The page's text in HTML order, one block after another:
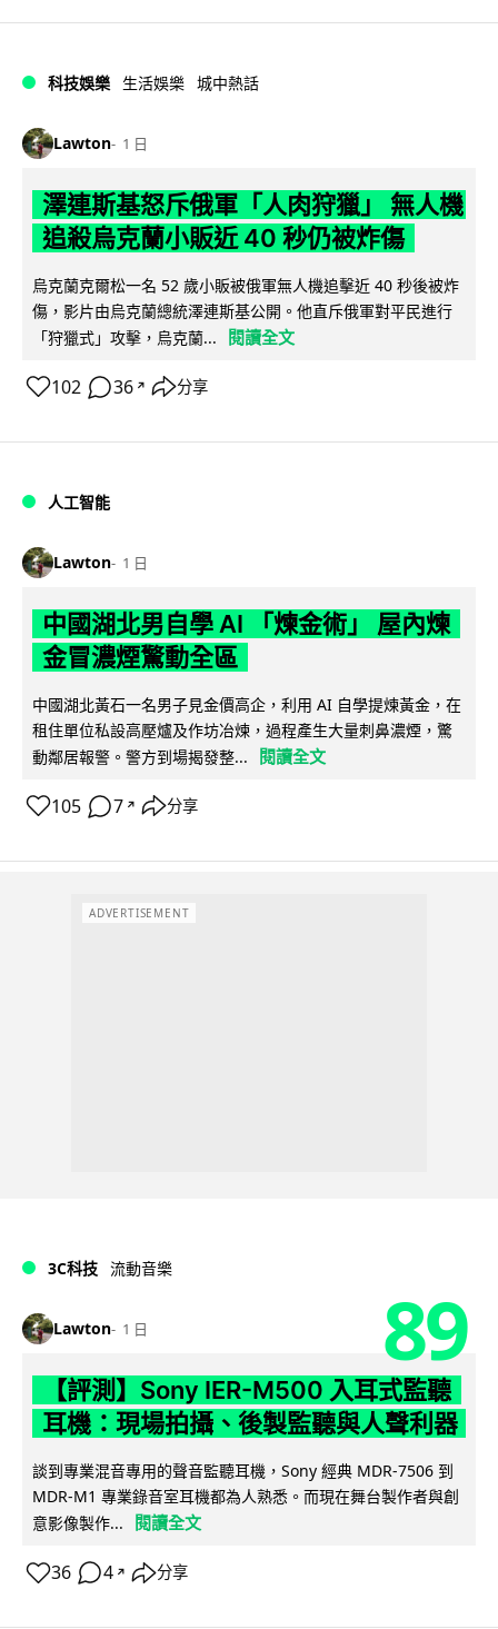
科技娛樂 生活娛樂 城中熱話
Lawton 1 日
澤連斯基怒斥俄軍「人肉狩獵」 無人機
追殺烏克蘭小販近 40 秒仍被炸傷
烏克蘭克爾松一名 52 歲小販被俄軍無人機追擊近 40 秒後被炸
傷，影片由烏克蘭總統澤連斯基公開。他直斥俄軍對平民進行
「狩獵式」攻擊，烏克蘭...
閱讀全文
102 36 ↗ 分享
人工智能
Lawton 1 日
中國湖北男自學 AI 「煉金術」 屋內煉
金冒濃煙驚動全區
中國湖北黃石一名男子見金價高企，利用 AI 自學提煉黃金，在
租住單位私設高壓爐及作坊冶煉，過程產生大量刺鼻濃煙，驚
動鄰居報警。警方到場揭發整...
閱讀全文
105 7 ↗ 分享
ADVERTISEMENT
3C科技 流動音樂
Lawton 1 日 89
【評測】Sony IER-M500 入耳式監聽
耳機：現場拍攝、後製監聽與人聲利器
談到專業混音專用的聲音監聽耳機，Sony 經典 MDR-7506 到
MDR-M1 專業錄音室耳機都為人熟悉。而現在舞台製作者與創
意影像製作...
閱讀全文
36 4 ↗ 分享